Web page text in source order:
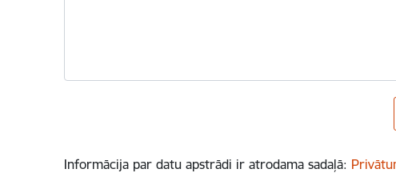
Informācija par datu apstrādi ir atrodama sadaļā: